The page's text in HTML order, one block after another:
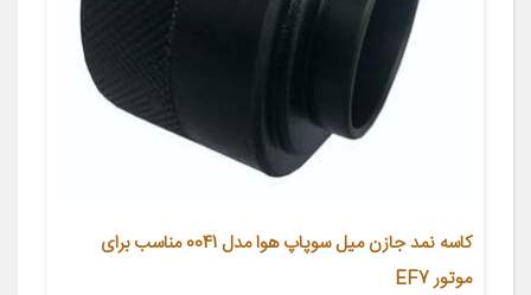
کاسه نمد جازن میل سوپاپ هوا مدل 0041 مناسب برای
موتور EF7